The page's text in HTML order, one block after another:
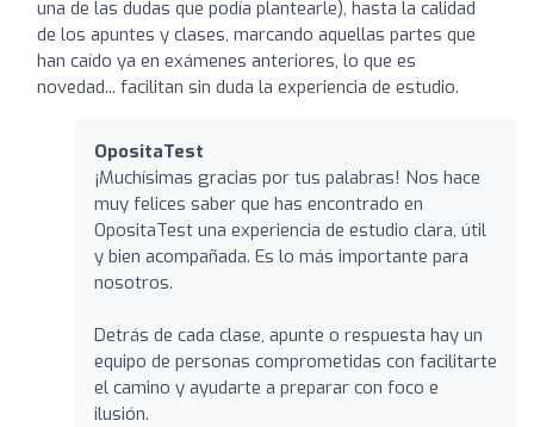
una de las dudas que podía plantearle), hasta la calidad
de los apuntes y clases, marcando aquellas partes que
han caído ya en exámenes anteriores, lo que es
novedad... facilitan sin duda la experiencia de estudio.
OpositaTest
¡Muchísimas gracias por tus palabras! Nos hace
muy felices saber que has encontrado en
OpositaTest una experiencia de estudio clara, útil
y bien acompañada. Es lo más importante para
nosotros.
Detrás de cada clase, apunte o respuesta hay un
equipo de personas comprometidas con facilitarte
el camino y ayudarte a preparar con foco e
ilusión.